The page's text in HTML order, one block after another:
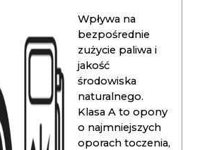
Wpływa na
bezpośrednie
zużycie paliwa i
jakość
środowiska
naturalnego.
Klasa A to opony
o najmniejszych
oporach toczenia,